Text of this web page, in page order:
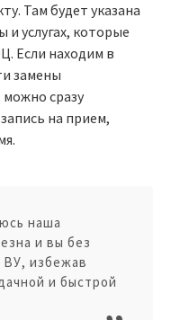
Там будет указана
услугах, которые
Если находим в
замены
сразу
на прием,
наша
и вы без
ВУ, избежав
и быстрой